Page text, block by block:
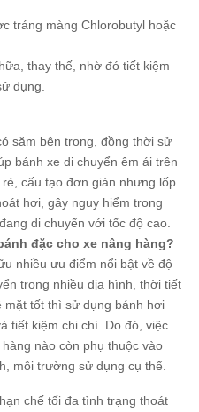
tráng màng Chlorobutyl hoặc
thay thế, nhờ đó tiết kiệm
dụng.
săm bên trong, đồng thời sử
bánh xe di chuyển êm ái trên
cấu tạo đơn giản nhưng lốp
hơi, gây nguy hiểm trong
di chuyển với tốc độ cao.
đặc cho xe nâng hàng?
nhiều ưu điểm nổi bật về độ
trong nhiều địa hình, thời tiết
mặt tốt thì sử dụng bánh hơi
tiết kiệm chi chí. Do đó, việc
hàng nào còn phụ thuộc vào
môi trường sử dụng cụ thể.
chế tối đa tình trạng thoát